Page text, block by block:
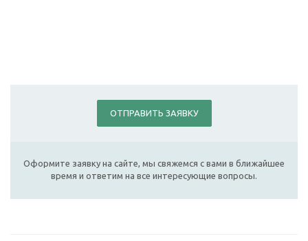
ОТПРАВИТЬ ЗАЯВКУ
Оформите заявку на сайте, мы свяжемся с вами в ближайшее
время и ответим на все интересующие вопросы.